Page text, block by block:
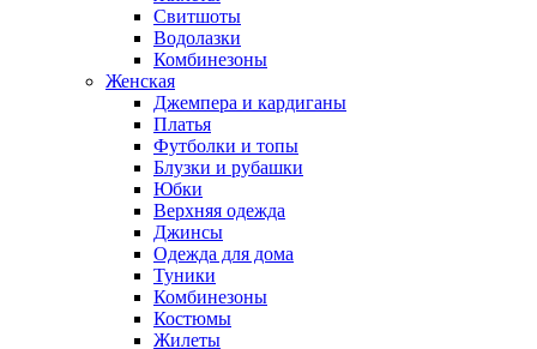
Свитшоты
Водолазки
Комбинезоны
Женская
Джемпера и кардиганы
Платья
Футболки и топы
Блузки и рубашки
Юбки
Верхняя одежда
Джинсы
Одежда для дома
Туники
Комбинезоны
Костюмы
Жилеты